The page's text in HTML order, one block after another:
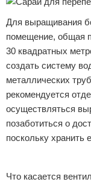
Для выращивания
помещение, общая
30 квадратных
создать систему
металлических
рекомендуется
осуществляться
позаботиться о
поскольку хранить
Что касается